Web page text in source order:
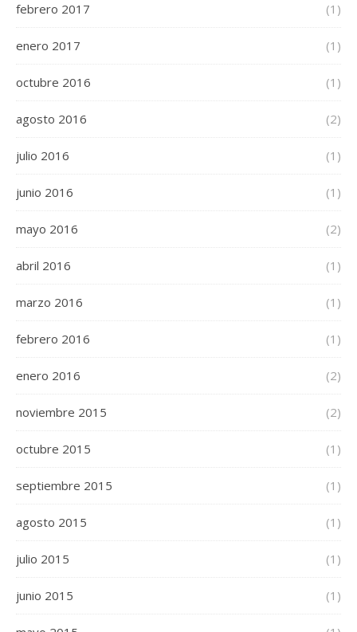
febrero 2017 (1)
enero 2017 (1)
octubre 2016 (1)
agosto 2016 (2)
julio 2016 (1)
junio 2016 (1)
mayo 2016 (2)
abril 2016 (1)
marzo 2016 (1)
febrero 2016 (1)
enero 2016 (2)
noviembre 2015 (2)
octubre 2015 (1)
septiembre 2015 (1)
agosto 2015 (1)
julio 2015 (1)
junio 2015 (1)